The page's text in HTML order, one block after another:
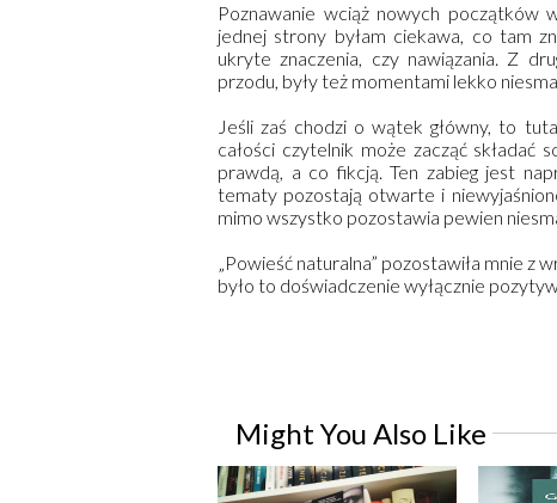
Poznawanie wciąż nowych początków
jednej strony byłam ciekawa, co tam
ukryte znaczenia, czy nawiązania. Z
przodu, były też momentami lekko
Jeśli zaś chodzi o wątek główny, to
całości czytelnik może zacząć składać
prawdą, a co fikcją. Ten zabieg jest
tematy pozostają otwarte i
mimo wszystko pozostawia pewien
„Powieść naturalna” pozostawiła mnie z
było to doświadczenie wyłącznie
Might You Also Like